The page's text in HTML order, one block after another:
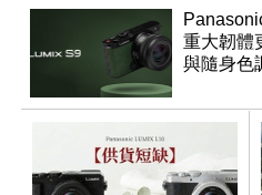
重大韌體
與隨身色